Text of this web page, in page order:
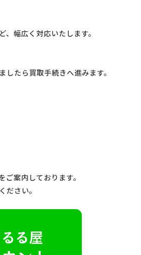
幅広く対応いたします。
ら買取手続きへ進みます。
案内しております。
さい。